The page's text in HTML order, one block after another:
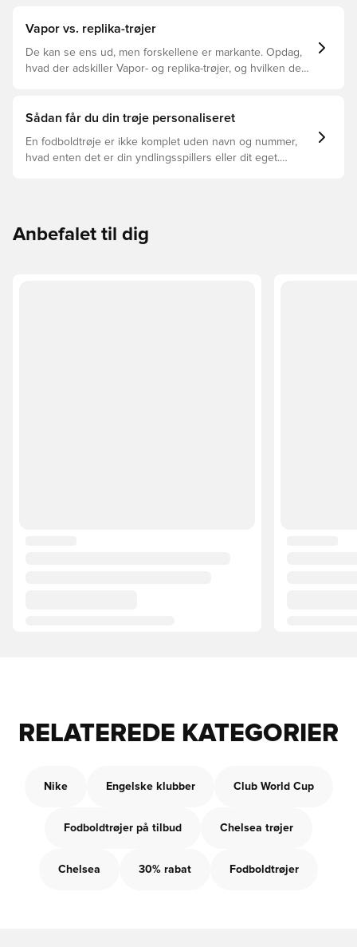
Vapor vs. replika-trøjer
De kan se ens ud, men forskellene er markante. Opdag,
hvad der adskiller Vapor- og replika-trøjer, og hvilken der
Sådan får du din trøje personaliseret
En fodboldtrøje er ikke komplet uden navn og nummer,
hvad enten det er din yndlingsspillers eller dit eget.
Anbefalet til dig
RELATEREDE KATEGORIER
Nike Engelske klubber Club World Cup
Fodboldtrøjer på tilbud Chelsea trøjer
Chelsea 30% rabat Fodboldtrøjer